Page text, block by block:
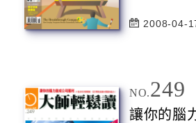
2008-04-
NO.249
讓你的腦